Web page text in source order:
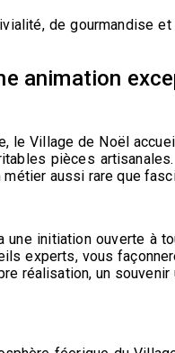
de gourmandise
animation
, le Village de Noël
pièces
aussi rare que
une initiation ouverte à
experts, vous
réalisation, un